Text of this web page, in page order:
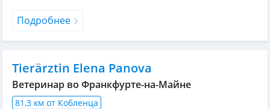
Подробнее
Tierärztin Elena Panova
Ветеринар во Франкфурте-на-Майне
81,3 км от Кобленца